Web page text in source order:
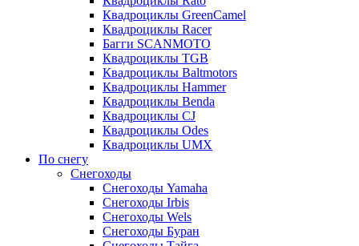
Квадроциклы GreenCamel
Квадроциклы Racer
Багги SCANMOTO
Квадроциклы TGB
Квадроциклы Baltmotors
Квадроциклы Hammer
Квадроциклы Benda
Квадроциклы CJ
Квадроциклы Odes
Квадроциклы UMX
По снегу
Снегоходы
Снегоходы Yamaha
Снегоходы Irbis
Снегоходы Wels
Снегоходы Буран